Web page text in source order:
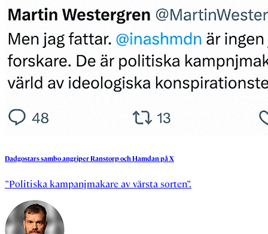
DadgostarssamboangriperRanstorpochHamdanpåX
”Politiska kampanjmakare av värsta sorten”.